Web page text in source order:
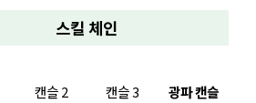
스킬 체인
캔슬 2
캔슬 3
광파 캔슬